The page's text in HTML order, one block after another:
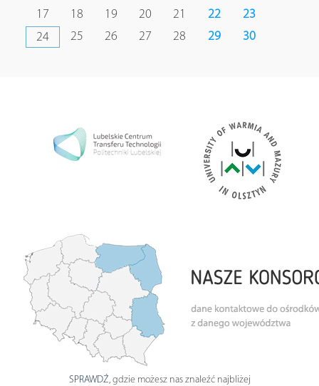
17
18 19 20 21 22
23
24
25 26 27 28 29 30
SPRAWDŹ, gdzie możesz nas znaleźć najbliżej